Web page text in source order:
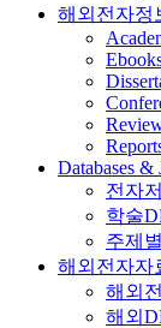
해외전자정
Databases &
전자
학술
주제
해외전자자
해외
해외